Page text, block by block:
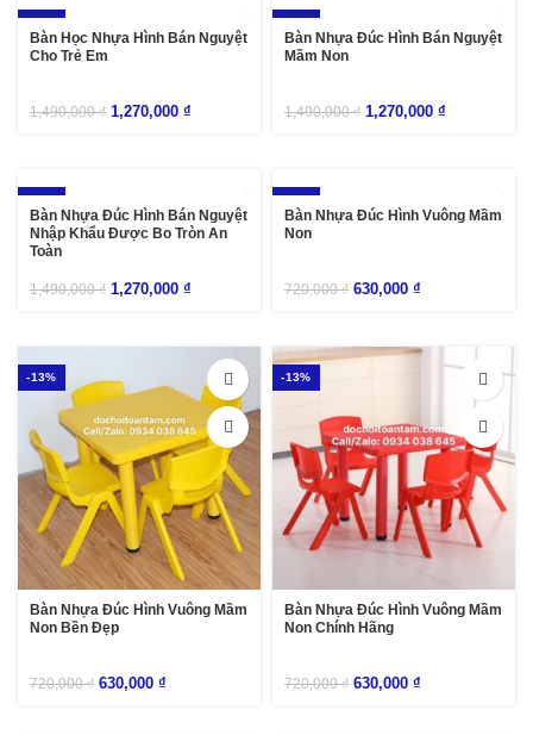
-15%
Bàn Học Nhựa Hình Bán Nguyệt
Cho Trẻ Em
1,490,000₫ 1,270,000 ₫
-15%
Bàn Nhựa Đúc Hình Bán Nguyệt
Mầm Non
1,490,000₫ 1,270,000 ₫
-15%
Bàn Nhựa Đúc Hình Bán Nguyệt
Nhập Khẩu Được Bo Tròn An
Toàn
1,490,000₫ 1,270,000 ₫
-13%
Bàn Nhựa Đúc Hình Vuông Mầm
Non
720,000₫ 630,000 ₫
-13%
Bàn Nhựa Đúc Hình Vuông Mầm
Non Bền Đẹp
720,000₫ 630,000 ₫
-13%
Bàn Nhựa Đúc Hình Vuông Mầm
Non Chính Hãng
720,000₫ 630,000 ₫